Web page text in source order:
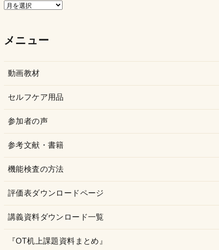
ア
イ
メニュー
動画教材
セルフケア用品
参加者の声
参考文献・書籍
機能検査の方法
評価表ダウンロードページ
講義資料ダウンロード一覧
『OT机上課題資料まとめ』